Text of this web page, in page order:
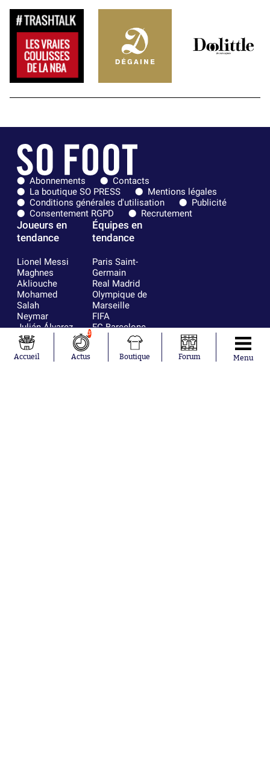
Abonnements
Contacts
La boutique SO PRESS
Mentions légales
Conditions générales d'utilisation
Publicité
Consentement RGPD
Recrutement
Joueurs en
tendance
Lionel Messi
Maghnes
Akliouche
Mohamed
Salah
Neymar
Julián Álvarez
Ferrán Torres
Kilian Corredor
Franco
Équipes en
tendance
Paris Saint-
Germain
Real Madrid
Olympique de
Marseille
FIFA
FC Barcelone
Argentine
Olympique
lyonnais
Accueil
3
Actus Boutique Forum Menu